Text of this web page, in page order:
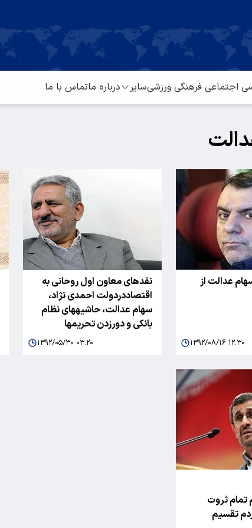
اجتماعی فرهنگی ورزشیسایر درباره ماتماس با ما
عدالت از
۱۳۹۲/۰۸/۱۶ ۱۲:۳۰
نقدهای معاون اول روحانی به
اقتصاددردولت احمدی نژاد،
سهام عدالت، حاشیه​های نظام
بانکی و دورزدن تحریم​ها
۱۳۹۲/۰۵/۳۰ ۰۳:۲۰
تمام ثروت
تقسیم